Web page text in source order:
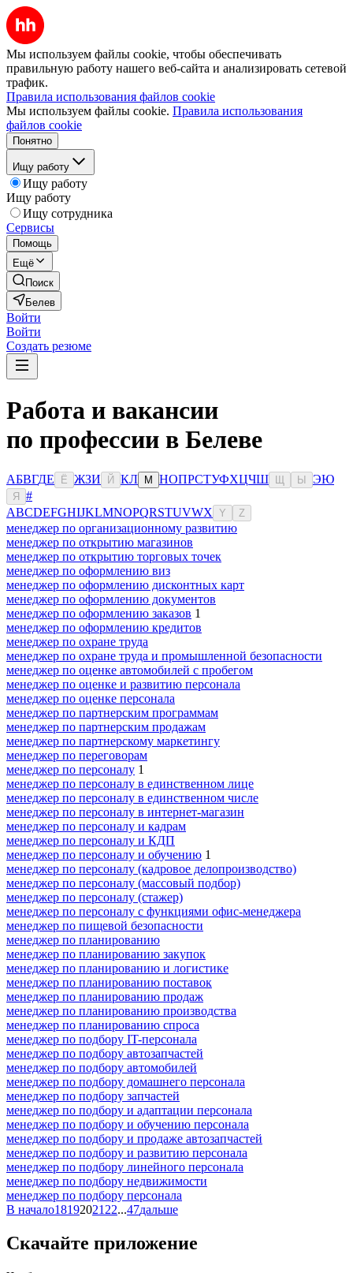
Мы используем файлы cookie, чтобы обеспечивать
правильную работу нашего веб-сайта и анализировать сетевой
трафик.
Правила использования файлов cookie
Мы используем файлы cookie. Правила использования
файлов cookie
Понятно
Ищу работу
Ищу работу
Ищу работу
Ищу сотрудника
Сервисы
Помощь
Ещё
Поиск
Белев
Войти
Войти
Создать резюме
Работа и вакансии
по профессии в Белеве
АБВГДЕ Ё ЖЗИ Й КЛ М НОПРСТУФХЦЧШ Ы ЭЮ
Я
#
ABCDEFGHIJKLMNOPQRSTUVWX Y Z
менеджер по организационному развитию
менеджер по открытию магазинов
менеджер по открытию торговых точек
менеджер по оформлению виз
менеджер по оформлению дисконтных карт
менеджер по оформлению документов
менеджер по оформлению заказов 1
менеджер по оформлению кредитов
менеджер по охране труда
менеджер по охране труда и промышленной безопасности
менеджер по оценке автомобилей с пробегом
менеджер по оценке и развитию персонала
менеджер по оценке персонала
менеджер по партнерским программам
менеджер по партнерским продажам
менеджер по партнерскому маркетингу
менеджер по переговорам
менеджер по персоналу 1
менеджер по персоналу в единственном лице
менеджер по персоналу в единственном числе
менеджер по персоналу в интернет-магазин
менеджер по персоналу и кадрам
менеджер по персоналу и КДП
менеджер по персоналу и обучению 1
менеджер по персоналу (кадровое делопроизводство)
менеджер по персоналу (массовый подбор)
менеджер по персоналу (стажер)
менеджер по персоналу с функциями офис-менеджера
менеджер по пищевой безопасности
менеджер по планированию
менеджер по планированию закупок
менеджер по планированию и логистике
менеджер по планированию поставок
менеджер по планированию продаж
менеджер по планированию производства
менеджер по планированию спроса
менеджер по подбору IT-персонала
менеджер по подбору автозапчастей
менеджер по подбору автомобилей
менеджер по подбору домашнего персонала
менеджер по подбору запчастей
менеджер по подбору и адаптации персонала
менеджер по подбору и обучению персонала
менеджер по подбору и продаже автозапчастей
менеджер по подбору и развитию персонала
менеджер по подбору линейного персонала
менеджер по подбору недвижимости
менеджер по подбору персонала
В начало18192021 22...47дальше
Скачайте приложение